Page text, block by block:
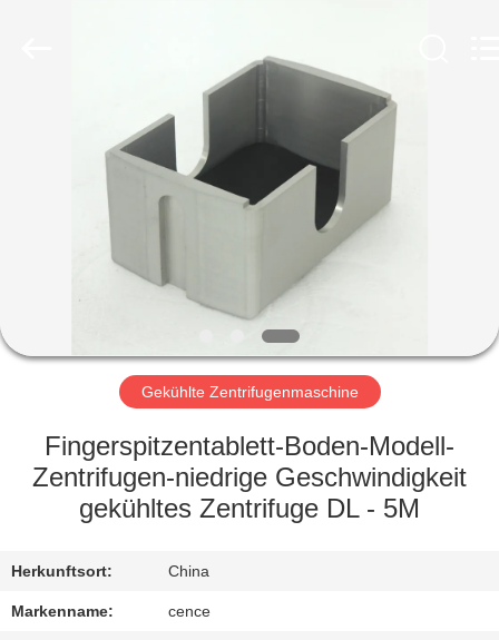
HAUSE
PRODUKTE
ÜBER
UNS
WERKSBESICHTIGUNG
QUALITÄTSKONTROLLE
MIT
UNS
Gekühlte Zentrifugenmaschine
Fingerspitzentablett-Boden-Modell-
Zentrifugen-niedrige Geschwindigkeit
gekühltes Zentrifuge DL - 5M
Herkunftsort: China
Markenname: cence